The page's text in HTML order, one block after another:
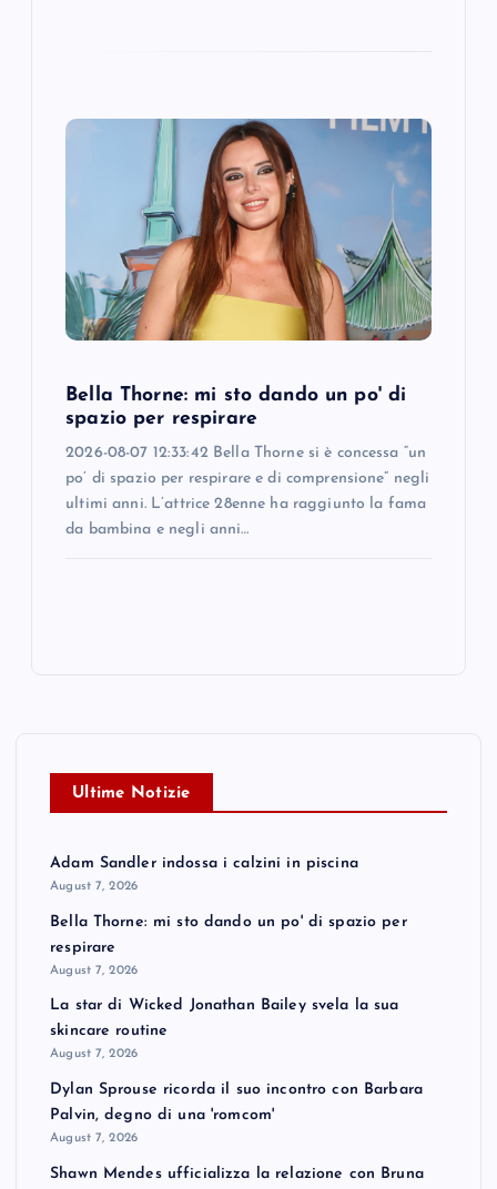
Bella Thorne: mi sto dando un po' di
spazio per respirare
2026-08-07 12:33:42 Bella Thorne si è concessa “un
po’ di spazio per respirare e di comprensione” negli
ultimi anni. L’attrice 28enne ha raggiunto la fama
da bambina e negli anni…
Ultime Notizie
Adam Sandler indossa i calzini in piscina
August 7, 2026
Bella Thorne: mi sto dando un po' di spazio per
respirare
August 7, 2026
La star di Wicked Jonathan Bailey svela la sua
skincare routine
August 7, 2026
Dylan Sprouse ricorda il suo incontro con Barbara
Palvin, degno di una 'romcom'
August 7, 2026
Shawn Mendes ufficializza la relazione con Bruna